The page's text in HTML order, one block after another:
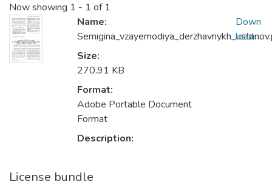
Now showing 1 - 1 of 1
Name:
Size:
270.91 KB
Format:
Adobe Portable Document
Format
Description:
Down
load
License bundle